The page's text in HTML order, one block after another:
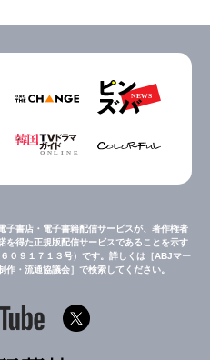
子書店・電子書籍配信サービスが、著作権者
を得た正規版配信サービスであることを示す
０９１７１３号）です。詳しくは［ABJマー
作・流通協議会］で検索してください。